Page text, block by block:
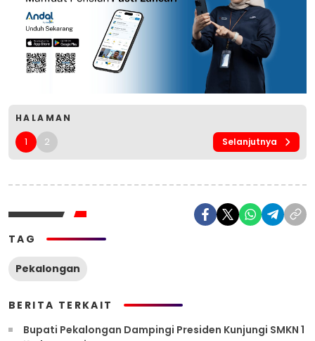
HALAMAN
1 2 Selanjutnya
TAG
Pekalongan
BERITA TERKAIT
Bupati Pekalongan Dampingi Presiden Kunjungi SMKN 1